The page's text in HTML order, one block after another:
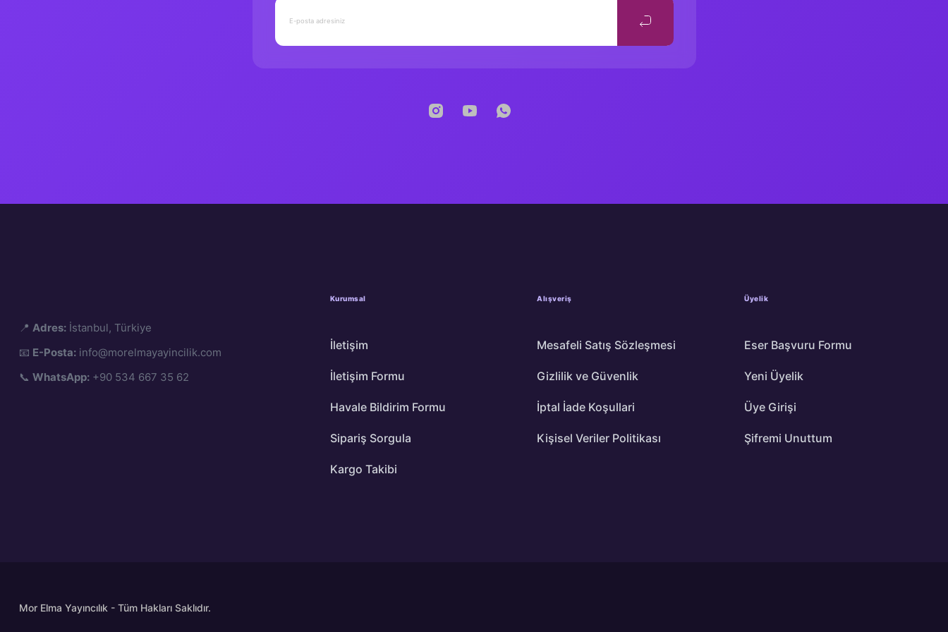
📍 Adres: İstanbul, Türkiye
📧 E-Posta: info@morelmayayincilik.com
📞 WhatsApp: +90 534 667 35 62
Kurumsal
İletişim
İletişim Formu
Havale Bildirim Formu
Sipariş Sorgula
Kargo Takibi
Alışveriş
Mesafeli Satış Sözleşmesi
Gizlilik ve Güvenlik
İptal İade Koşullari
Kişisel Veriler Politikası
Üyelik
Eser Başvuru Formu
Yeni Üyelik
Üye Girişi
Şifremi Unuttum
Mor Elma Yayıncılık - Tüm Hakları Saklıdır.